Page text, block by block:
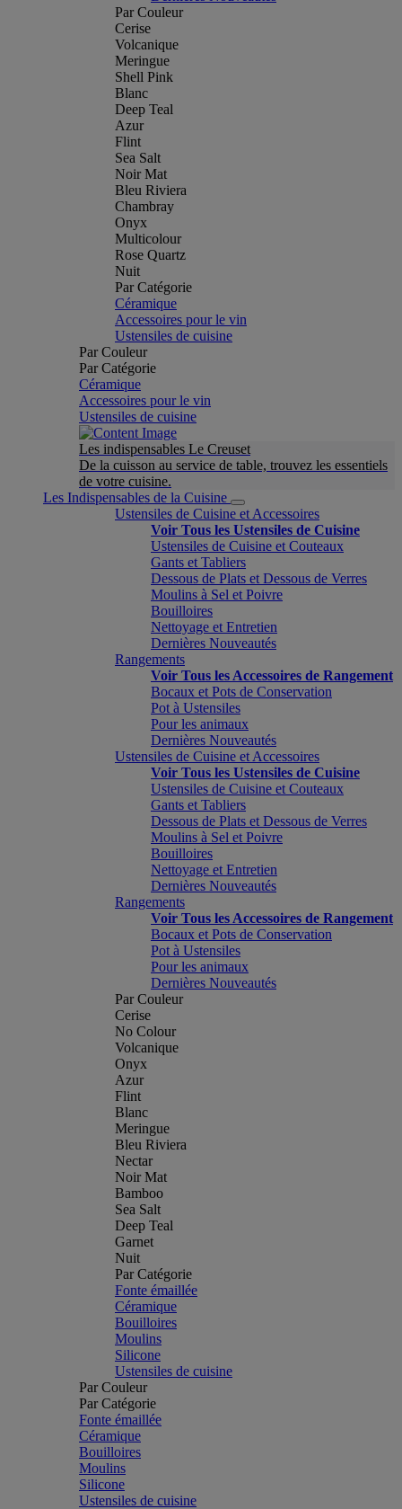
Par Couleur
Cerise
Volcanique
Meringue
Shell Pink
Blanc
Deep Teal
Azur
Flint
Sea Salt
Noir Mat
Bleu Riviera
Chambray
Onyx
Multicolour
Rose Quartz
Nuit
Par Catégorie
Céramique
Accessoires pour le vin
Ustensiles de cuisine
Par Couleur
Par Catégorie
Céramique
Accessoires pour le vin
Ustensiles de cuisine
Les indispensables Le Creuset
De la cuisson au service de table, trouvez les essentiels
de votre cuisine.
Les Indispensables de la Cuisine
Ustensiles de Cuisine et Accessoires
Voir Tous les Ustensiles de Cuisine
Ustensiles de Cuisine et Couteaux
Gants et Tabliers
Dessous de Plats et Dessous de Verres
Moulins à Sel et Poivre
Bouilloires
Nettoyage et Entretien
Dernières Nouveautés
Rangements
Voir Tous les Accessoires de Rangement
Bocaux et Pots de Conservation
Pot à Ustensiles
Pour les animaux
Dernières Nouveautés
Ustensiles de Cuisine et Accessoires
Voir Tous les Ustensiles de Cuisine
Ustensiles de Cuisine et Couteaux
Gants et Tabliers
Dessous de Plats et Dessous de Verres
Moulins à Sel et Poivre
Bouilloires
Nettoyage et Entretien
Dernières Nouveautés
Rangements
Voir Tous les Accessoires de Rangement
Bocaux et Pots de Conservation
Pot à Ustensiles
Pour les animaux
Dernières Nouveautés
Par Couleur
Cerise
No Colour
Volcanique
Onyx
Azur
Flint
Blanc
Meringue
Bleu Riviera
Nectar
Noir Mat
Bamboo
Sea Salt
Deep Teal
Garnet
Nuit
Par Catégorie
Fonte émaillée
Céramique
Bouilloires
Moulins
Silicone
Ustensiles de cuisine
Par Couleur
Par Catégorie
Fonte émaillée
Céramique
Bouilloires
Moulins
Silicone
Ustensiles de cuisine